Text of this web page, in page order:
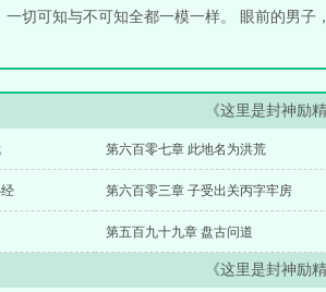
一切可知与不可知全都一模一样。 眼前的男
《这里是封神励
第六百零七章 此地名为洪荒
第六百零三章 子受出关丙字牢房
第五百九十九章 盘古问道
《这里是封神励